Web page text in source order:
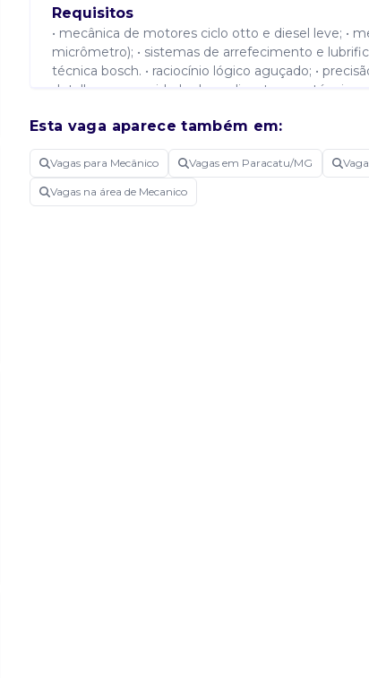
Requisitos
• mecânica de motores ciclo otto e diesel leve; •
micrômetro); • sistemas de arrefecimento e
técnica bosch. • raciocínio lógico aguçado; •
detalhes; • capacidade de explicar termos técnicos
médio completo e curso técnico em mecânica
Atribuições
• realizar manutenção de sistemas de suspensão,
Esta vaga aparece também em:
Vagas para Mecânico Vagas em Paracatu/MG
Vagas na área de Mecanico